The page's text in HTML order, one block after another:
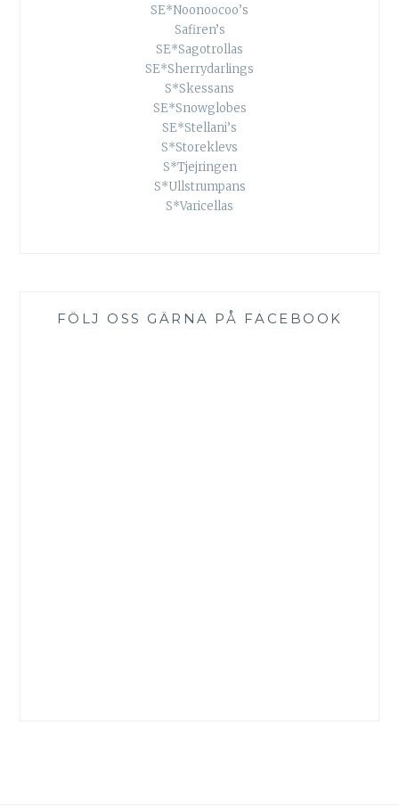
SE*Noonoocoo’s
Safiren’s
SE*Sagotrollas
SE*Sherrydarlings
S*Skessans
SE*Snowglobes
SE*Stellani’s
S*Storeklevs
S*Tjejringen
S*Ullstrumpans
S*Varicellas
FÖLJ OSS GÄRNA PÅ FACEBOOK